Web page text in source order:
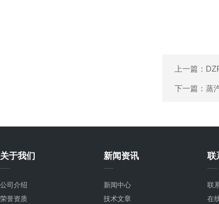
上一篇：
下一篇： 蒸
关于我们
公司介绍
荣誉资质
新闻资讯
新闻中心
技术文章
联
联
在